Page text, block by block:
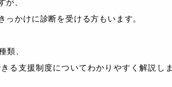
が、
かけに診断を受ける方もいます。
類、
る支援制度についてわかりやすく解説しま